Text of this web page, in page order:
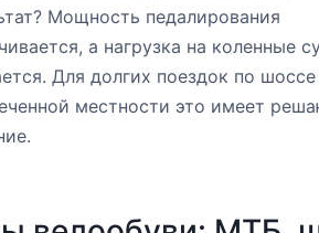
Мощность педалирования
а нагрузка на коленные
Для долгих поездок по
местности это имеет